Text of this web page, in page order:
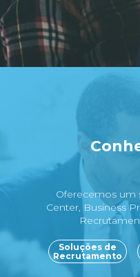
Oferecemos um
Center, Business
Soluções de
Recrutamento